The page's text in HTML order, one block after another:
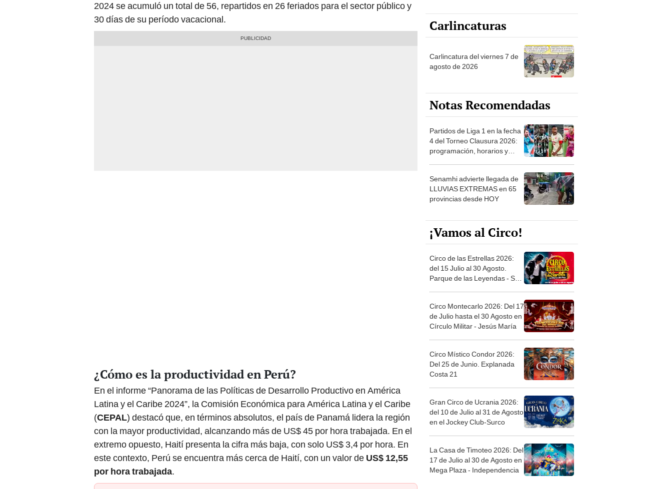
2024 se acumuló un total de 56, repartidos en 26 feriados para el sector público y
30 días de su período vacacional.
¿Cómo es la productividad en Perú?
En el informe “Panorama de las Políticas de Desarrollo Productivo en América
Latina y el Caribe 2024”, la Comisión Económica para América Latina y el Caribe
(CEPAL) destacó que, en términos absolutos, el país de Panamá lidera la región
con la mayor productividad, alcanzando más de US$ 45 por hora trabajada. En el
extremo opuesto, Haití presenta la cifra más baja, con solo US$ 3,4 por hora. En
este contexto, Perú se encuentra más cerca de Haití, con un valor de US$ 12,55
por hora trabajada.
Carlincaturas
Carlincatura del viernes 7 de
agosto de 2026
Notas Recomendadas
Partidos de Liga 1 en la fecha
4 del Torneo Clausura 2026:
programación, horarios y
Senamhi advierte llegada de
LLUVIAS EXTREMAS en 65
provincias desde HOY
¡Vamos al Circo!
Circo de las Estrellas 2026:
del 15 Julio al 30 Agosto.
Parque de las Leyendas - San
Circo Montecarlo 2026: Del 17
de Julio hasta el 30 Agosto en
Círculo Militar - Jesús María
Circo Místico Condor 2026:
Del 25 de Junio. Explanada
Costa 21
Gran Circo de Ucrania 2026:
del 10 de Julio al 31 de Agosto
en el Jockey Club-Surco
La Casa de Timoteo 2026: Del
17 de Julio al 30 de Agosto en
Mega Plaza - Independencia